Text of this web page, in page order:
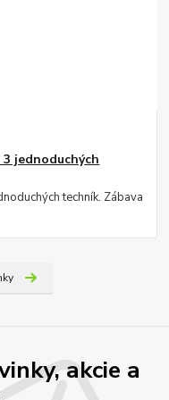
jednoduchých
techník. Zábava
akcie a